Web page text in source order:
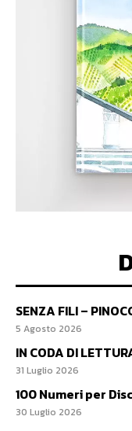
SENZA FILI –
5 Agosto 2026
IN CODA DI
31 Luglio 2026
100 Numeri per
30 Luglio 2026